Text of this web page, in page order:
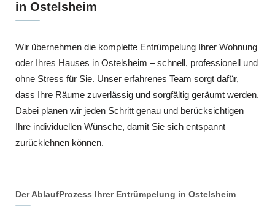
in Ostelsheim
Wir übernehmen die komplette Entrümpelung Ihrer Wohnung
oder Ihres Hauses in Ostelsheim – schnell, professionell und
ohne Stress für Sie. Unser erfahrenes Team sorgt dafür,
dass Ihre Räume zuverlässig und sorgfältig geräumt werden.
Dabei planen wir jeden Schritt genau und berücksichtigen
Ihre individuellen Wünsche, damit Sie sich entspannt
zurücklehnen können.
Der AblaufProzess Ihrer Entrümpelung in Ostelsheim